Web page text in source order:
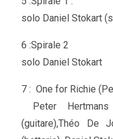
solo Daniel Stokart
6 :Spirale 2
solo Daniel Stokart
7 : One for Richie
Peter
(guitare),Théo De